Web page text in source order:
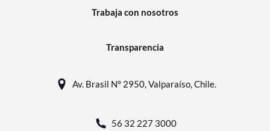
Trabaja con nosotros
Transparencia
Av. Brasil N° 2950, Valparaíso, Chile.
56 32 227 3000